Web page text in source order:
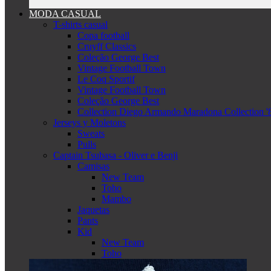
MODA CASUAL
T-shirts casual
Copa football
Cruyff Classics
Coleção George Best
Vintage Football Town
Le Coq Sportif
Vintage Football Town
Coleção George Best
Collection Diego Armando Maradona Collection
Jerseys y Moletons
Sweats
Pulls
Captain Tsubasa - Oliver e Benji
Camisas
New Team
Toho
Mambo
Jaquetas
Pants
Kid
New Team
Toho